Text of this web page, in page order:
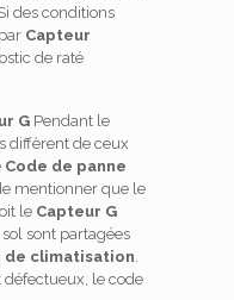
des conditions
Capteur
de raté
GPendant le
diffèrent de ceux
Code de panne
mentionner que le
le Capteur G
sont partagées
de climatisation.
défectueux, le code